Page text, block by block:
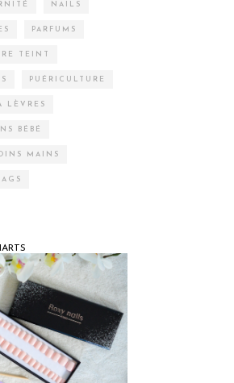
NAILS
PARFUMS
TEINT
PUÉRICULTURE
LÈVRES
BÉBÉ
MAINS
TAGS